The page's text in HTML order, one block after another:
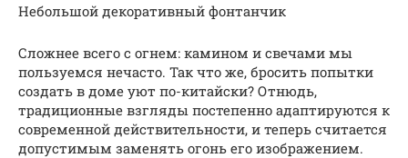
Небольшой декоративный фонтанчик
Сложнее всего с огнем: камином и свечами мы
пользуемся нечасто. Так что же, бросить попытки
создать в доме уют по-китайски? Отнюдь,
традиционные взгляды постепенно адаптируются к
современной действительности, и теперь считается
допустимым заменять огонь его изображением.